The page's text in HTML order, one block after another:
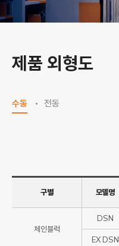
제품 외형도
수동 전동
구별 모델명
체인블럭
DSN
EX DSN